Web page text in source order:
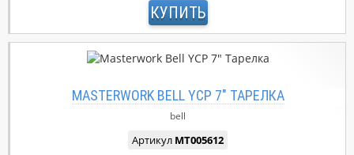
КУПИТЬ
MASTERWORK BELL YCP 7" ТАРЕЛКА
bell
Артикул MT005612